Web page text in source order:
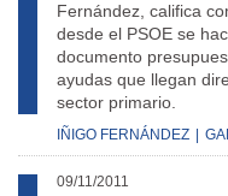
Fernández, califica
desde el PSOE se
documento
ayudas que llegan
sector primario.
IÑIGO FERNÁNDEZ
09/11/2011